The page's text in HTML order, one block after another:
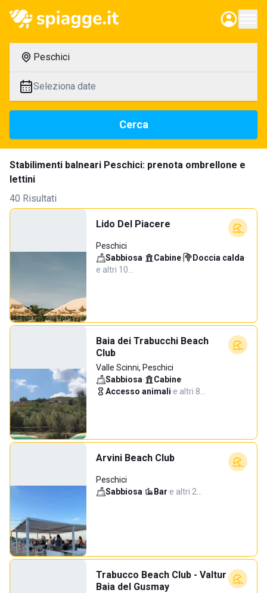
Peschici
Seleziona date
Cerca
Stabilimenti balneari Peschici: prenota ombrellone e
lettini
40 Risultati
Lido Del Piacere
Peschici
Sabbiosa· Cabine· Doccia calda·
e altri 10…
Baia dei Trabucchi Beach
Club
Valle Scinni, Peschici
Sabbiosa· Cabine·
Accesso animali·e altri 8…
Arvini Beach Club
Peschici
Sabbiosa· Bar·e altri 2…
Trabucco Beach Club - Valtur
Baia del Gusmay